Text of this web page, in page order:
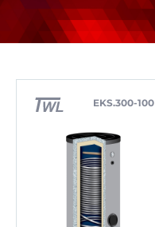
EKS.300-100